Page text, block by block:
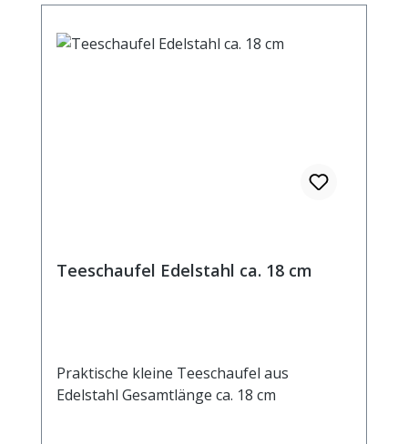
Teeschaufel Edelstahl ca. 18 cm
Praktische kleine Teeschaufel aus
Edelstahl Gesamtlänge ca. 18 cm